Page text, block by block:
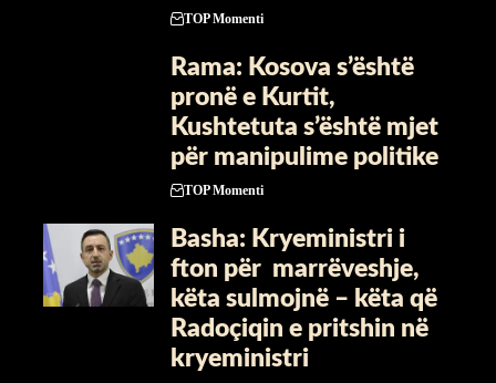
TOP Momenti
​Rama: Kosova s’është
pronë e Kurtit,
Kushtetuta s’është mjet
për manipulime politike
TOP Momenti
Basha: Kryeministri i
fton për marrëveshje,
këta sulmojnë – këta që
Radoçiqin e pritshin në
kryeministri